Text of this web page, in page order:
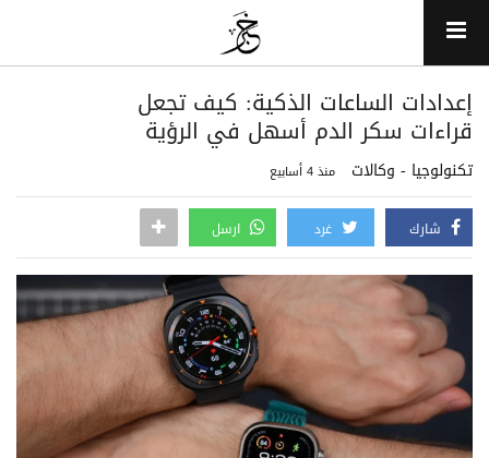
إعدادات الساعات الذكية: كيف تجعل
قراءات سكر الدم أسهل في الرؤية
تكنولوجيا - وكالات منذ 4 أسابيع
شارك غرد ارسل